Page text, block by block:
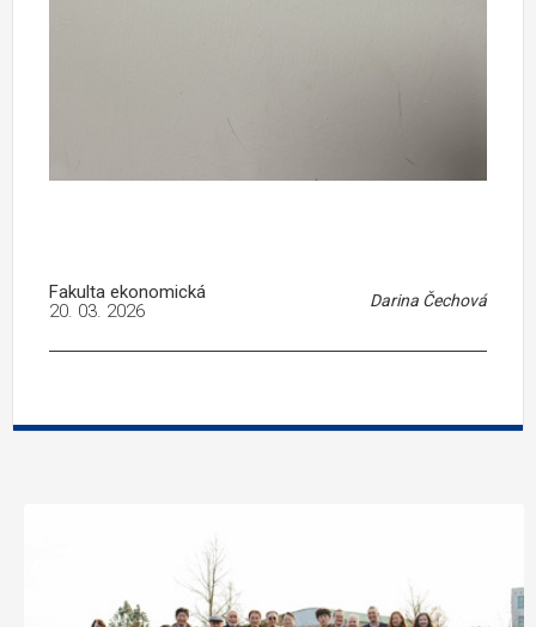
Fakulta ekonomická Darina Čechová
20. 03. 2026